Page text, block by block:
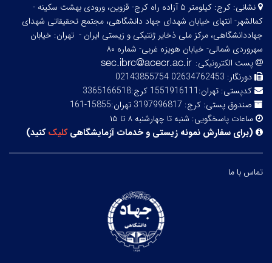
نشانی:
کرج: کیلومتر ۵ آزاده راه کرج- قزوین، ورودی بهشت سکینه -
کمالشهر- انتهای خیابان شهدای جهاد دانشگاهی، مجتمع تحقیقاتی شهدای
جهاددانشگاهی، مرکز ملی ذخایر ژنتیکی و زیستی ایران - تهران: خیابان
سهروردی شمالی- خیابان هویزه غربی- شماره ۸۰
پست الکترونیکی:
دورنگار: 02634762453 02143855754
کدپستی: تهران:1551916111 کرج:3365166518
صندوق پستی: کرج: 3197996817 تهران:15855-161
ساعات پاسخگویی: شنبه تا چهارشنبه ۸ تا ۱۵
(برای سفارش نمونه زیستی و خدمات آزمایشگاهیکلیککنید)
تماس با ما